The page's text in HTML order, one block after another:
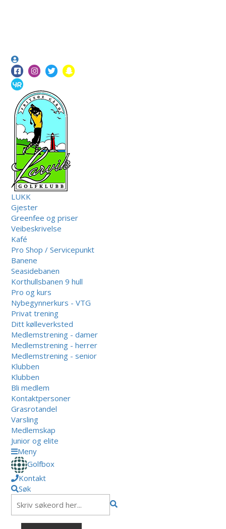
LUKK
Gjester
Greenfee og priser
Veibeskrivelse
Kafé
Pro Shop / Servicepunkt
Banene
Seasidebanen
Korthullsbanen 9 hull
Pro og kurs
Nybegynnerkurs - VTG
Privat trening
Ditt kølleverksted
Medlemstrening - damer
Medlemstrening - herrer
Medlemstrening - senior
Klubben
Klubben
Bli medlem
Kontaktpersoner
Grasrotandel
Varsling
Medlemskap
Junior og elite
Meny
Golfbox
Kontakt
Søk